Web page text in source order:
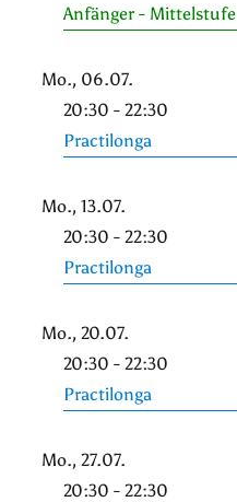
Anfänger - Mittelstufe
Mo., 06.07.
20:30 - 22:30
Practilonga
Mo., 13.07.
20:30 - 22:30
Practilonga
Mo., 20.07.
20:30 - 22:30
Practilonga
Mo., 27.07.
20:30 - 22:30